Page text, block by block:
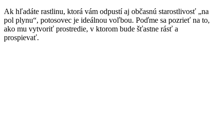
Ak hľadáte rastlinu, ktorá vám odpustí aj občasnú starostlivosť „na
pol plynu“, potosovec je ideálnou voľbou. Poďme sa pozrieť na to,
ako mu vytvoriť prostredie, v ktorom bude šťastne rásť a
prospievať.